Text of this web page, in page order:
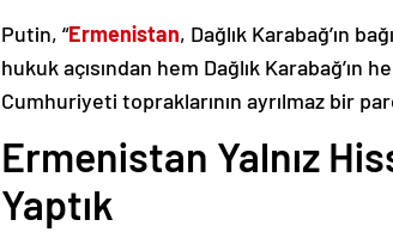
Putin, “Ermenistan, Dağlık Karabağ’ın
hukuk açısından hem Dağlık
Cumhuriyeti topraklarının ayrılmaz bir
Ermenistan Yalnız
Yaptık